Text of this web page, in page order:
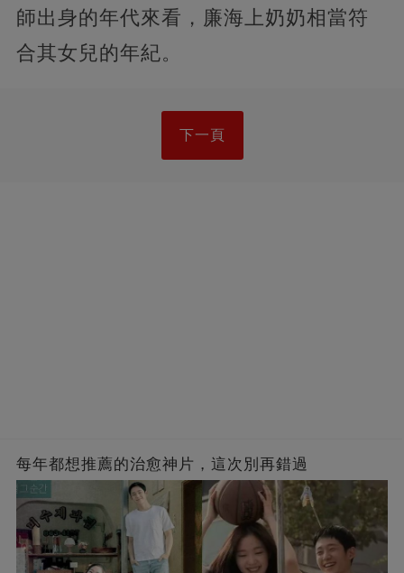
師出身的年代來看，廉海上奶奶相當符
合其女兒的年紀。
下一頁
每年都想推薦的治愈神片，這次別再錯過